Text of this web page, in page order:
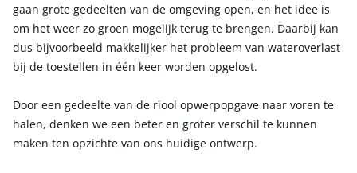
gaan grote gedeelten van de omgeving open, en het idee is
om het weer zo groen mogelijk terug te brengen. Daarbij kan
dus bijvoorbeeld makkelijker het probleem van wateroverlast
bij de toestellen in één keer worden opgelost.
Door een gedeelte van de riool opwerpopgave naar voren te
halen, denken we een beter en groter verschil te kunnen
maken ten opzichte van ons huidige ontwerp.